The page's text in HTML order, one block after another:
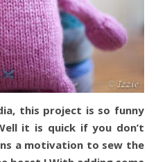
this project is so funny
it is quick if you don’t
a motivation to sew the